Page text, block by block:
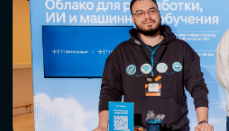
АККРЕДИТАЦИЯ
СКАЧАТЬ ПРОГРАММУ
СТАТЬ УЧАСТНИКОМ